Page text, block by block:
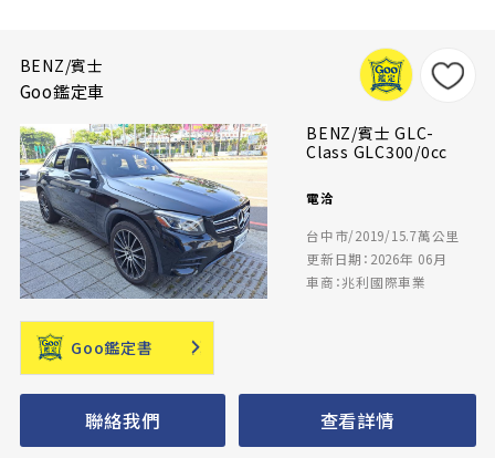
BENZ/賓士
Goo鑑定車
BENZ/賓士 GLC-
Class GLC300/0cc
電洽
台中市/2019/15.7萬公里
更新日期：2026年 06月
車商：兆利國際車業
Goo鑑定書
聯絡我們 查看詳情